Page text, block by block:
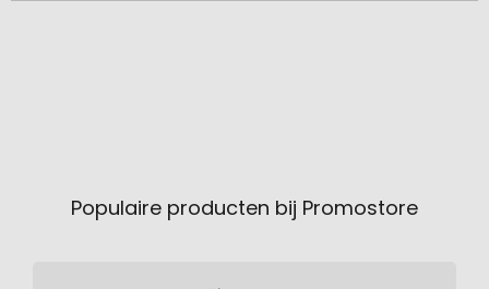
Populaire producten bij Promostore